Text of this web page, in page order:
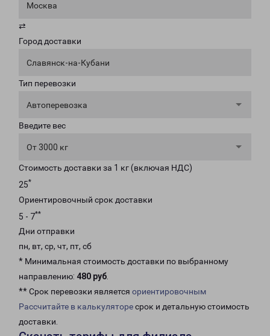
Москва
⇄
Город доставки
Славянск-на-Кубани
Тип перевозки
Автоперевозка
Введите вес
От 3000 кг
Стоимость доставки за 1 кг (включая НДС)
25*
Ориентировочный срок доставки
5 - 7**
Дни отправки
пн, вт, ср, чт, пт, сб
* Минимальная стоимость доставки по выбранному
направлению: 480 руб.
** Срок перевозки является ориентировочным
Рассчитайте в калькуляторесрок и детальную стоимость
доставки.